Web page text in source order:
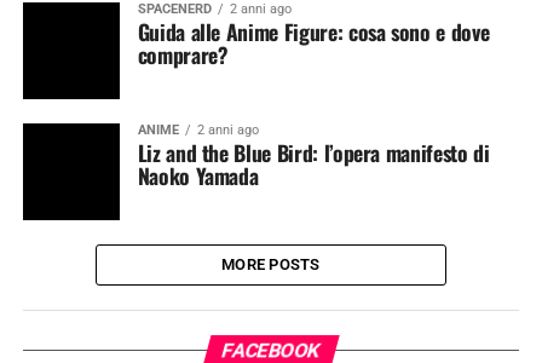
SPACENERD 2 anni ago
Guida alle Anime Figure: cosa sono e dove
comprare?
ANIME 2 anni ago
Liz and the Blue Bird: l’opera manifesto di
Naoko Yamada
MORE POSTS
FACEBOOK